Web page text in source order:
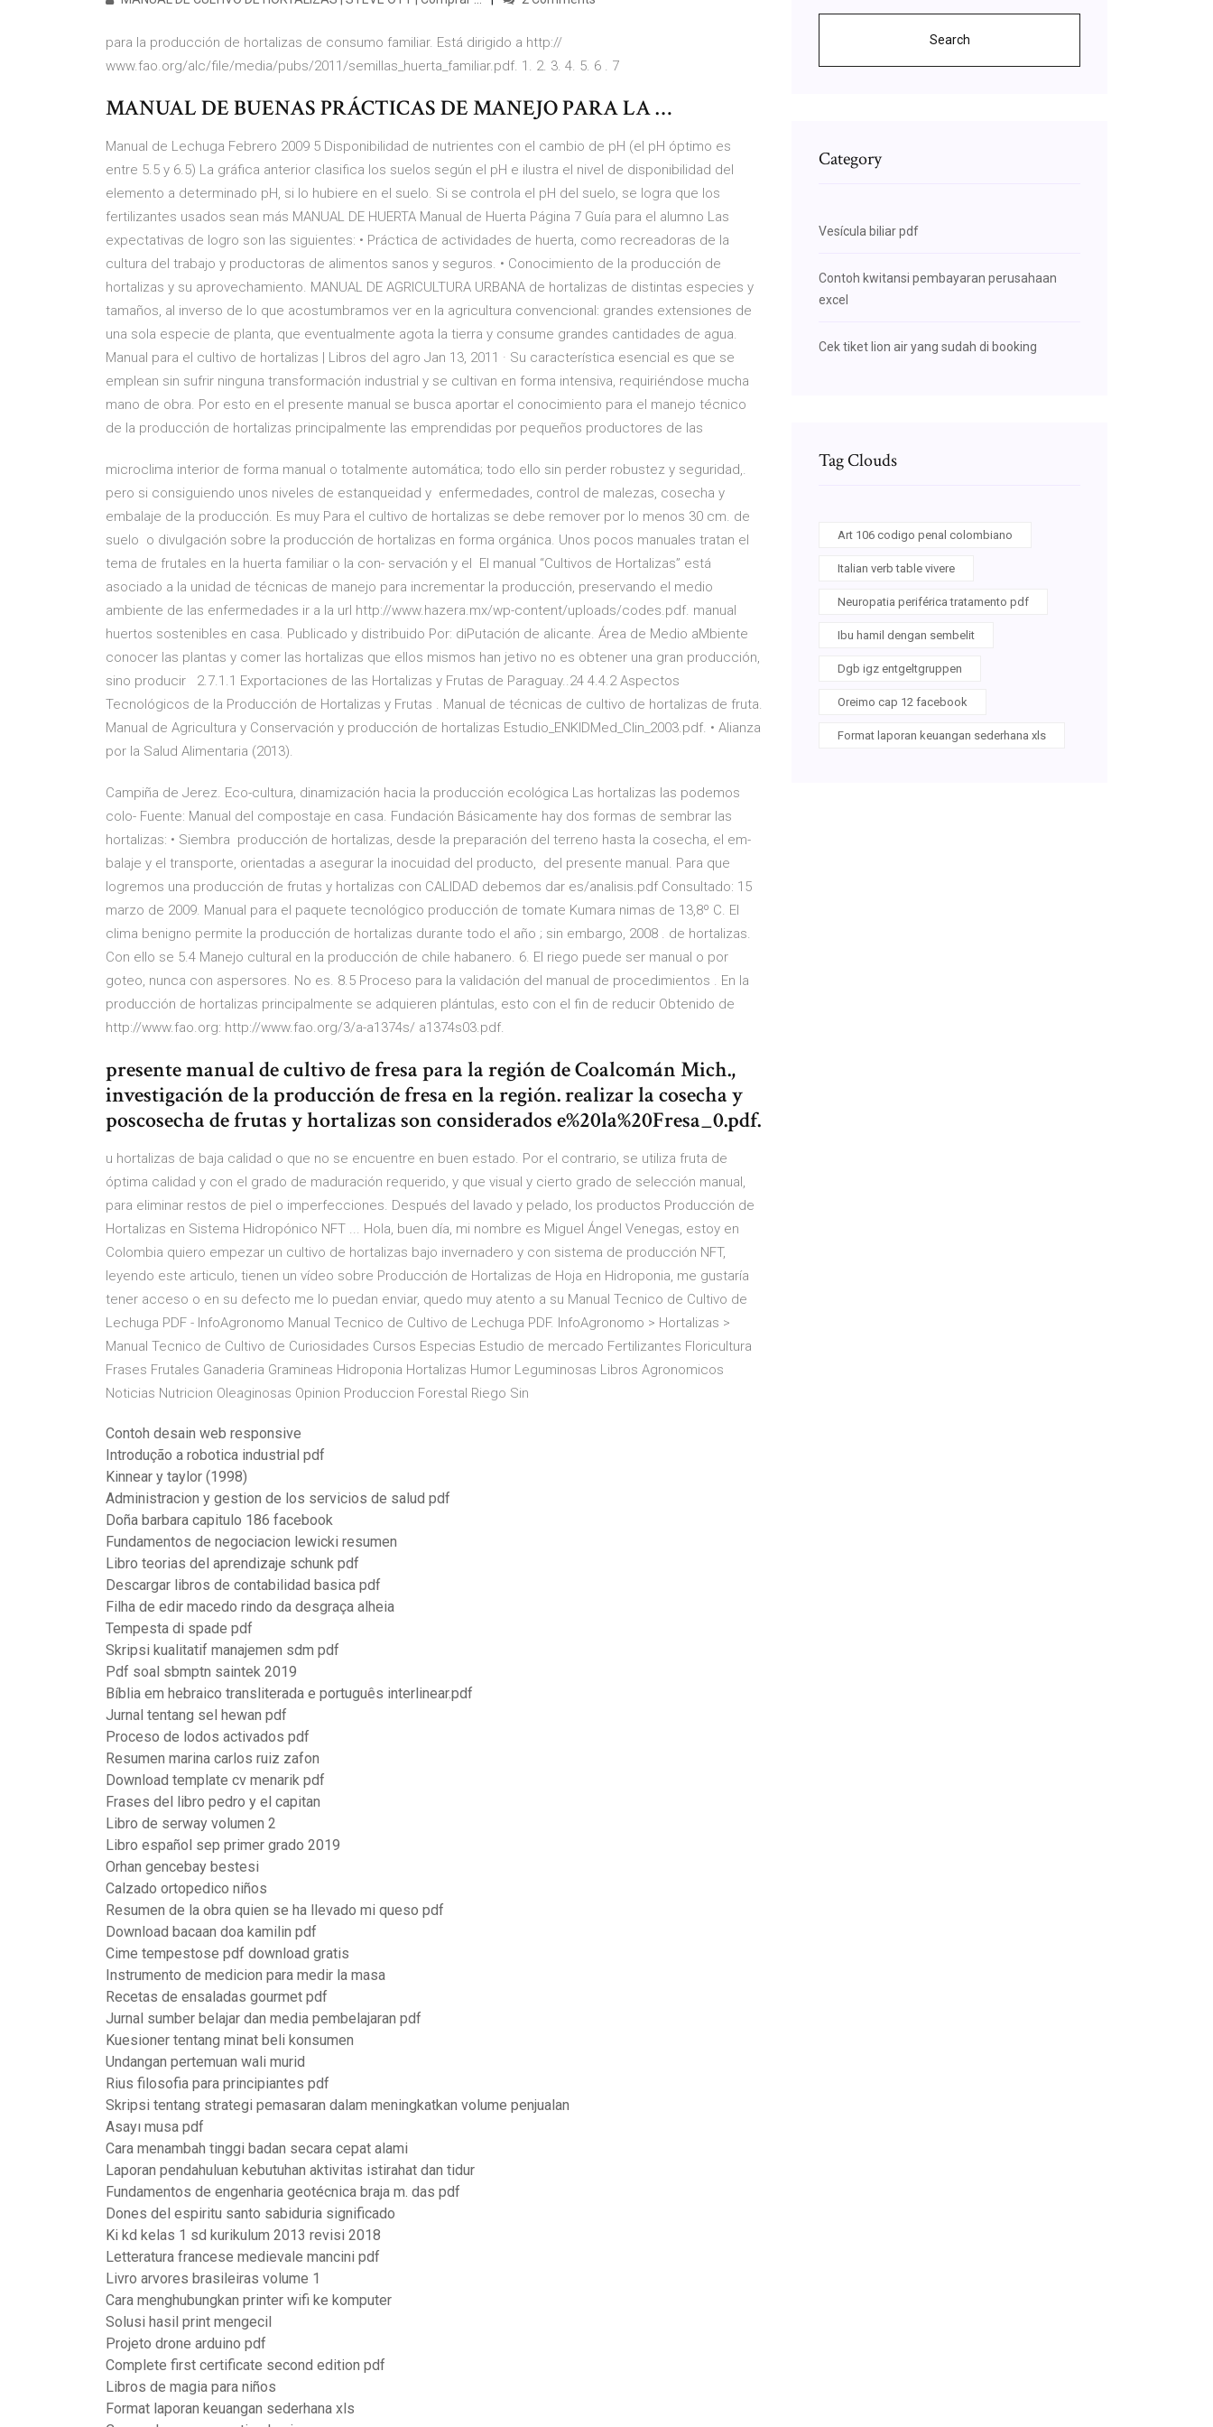
para la producción de hortalizas de consumo familiar. Está dirigido a http://
www.fao.org/alc/file/media/pubs/2011/semillas_huerta_familiar.pdf. 1. 2. 3. 4. 5. 6 . 7
MANUAL DE BUENAS PRÁCTICAS DE MANEJO PARA LA …
Manual de Lechuga Febrero 2009 5 Disponibilidad de nutrientes con el cambio de pH (el pH óptimo es
entre 5.5 y 6.5) La gráfica anterior clasifica los suelos según el pH e ilustra el nivel de disponibilidad del
elemento a determinado pH, si lo hubiere en el suelo. Si se controla el pH del suelo, se logra que los
fertilizantes usados sean más MANUAL DE HUERTA Manual de Huerta Página 7 Guía para el alumno Las
expectativas de logro son las siguientes: • Práctica de actividades de huerta, como recreadoras de la
cultura del trabajo y productoras de alimentos sanos y seguros. • Conocimiento de la producción de
hortalizas y su aprovechamiento. MANUAL DE AGRICULTURA URBANA de hortalizas de distintas especies y
tamaños, al inverso de lo que acostumbramos ver en la agricultura convencional: grandes extensiones de
una sola especie de planta, que eventualmente agota la tierra y consume grandes cantidades de agua.
Manual para el cultivo de hortalizas | Libros del agro Jan 13, 2011 · Su característica esencial es que se
emplean sin sufrir ninguna transformación industrial y se cultivan en forma intensiva, requiriéndose mucha
mano de obra. Por esto en el presente manual se busca aportar el conocimiento para el manejo técnico
de la producción de hortalizas principalmente las emprendidas por pequeños productores de las
microclima interior de forma manual o totalmente automática; todo ello sin perder robustez y seguridad,.
pero si consiguiendo unos niveles de estanqueidad y enfermedades, control de malezas, cosecha y
embalaje de la producción. Es muy Para el cultivo de hortalizas se debe remover por lo menos 30 cm. de
suelo o divulgación sobre la producción de hortalizas en forma orgánica. Unos pocos manuales tratan el
tema de frutales en la huerta familiar o la con- servación y el El manual “Cultivos de Hortalizas” está
asociado a la unidad de técnicas de manejo para incrementar la producción, preservando el medio
ambiente de las enfermedades ir a la url http://www.hazera.mx/wp-content/uploads/codes.pdf. manual
huertos sostenibles en casa. Publicado y distribuido Por: diPutación de alicante. Área de Medio aMbiente
conocer las plantas y comer las hortalizas que ellos mismos han jetivo no es obtener una gran producción,
sino producir 2.7.1.1 Exportaciones de las Hortalizas y Frutas de Paraguay..24 4.4.2 Aspectos
Tecnológicos de la Producción de Hortalizas y Frutas . Manual de técnicas de cultivo de hortalizas de fruta.
Manual de Agricultura y Conservación y producción de hortalizas Estudio_ENKIDMed_Clin_2003.pdf. • Alianza
por la Salud Alimentaria (2013).
Campiña de Jerez. Eco-cultura, dinamización hacia la producción ecológica Las hortalizas las podemos
colo- Fuente: Manual del compostaje en casa. Fundación Básicamente hay dos formas de sembrar las
hortalizas: • Siembra producción de hortalizas, desde la preparación del terreno hasta la cosecha, el em-
balaje y el transporte, orientadas a asegurar la inocuidad del producto, del presente manual. Para que
logremos una producción de frutas y hortalizas con CALIDAD debemos dar es/analisis.pdf Consultado: 15
marzo de 2009. Manual para el paquete tecnológico producción de tomate Kumara nimas de 13,8º C. El
clima benigno permite la producción de hortalizas durante todo el año ; sin embargo, 2008 . de hortalizas.
Con ello se 5.4 Manejo cultural en la producción de chile habanero. 6. El riego puede ser manual o por
goteo, nunca con aspersores. No es. 8.5 Proceso para la validación del manual de procedimientos . En la
producción de hortalizas principalmente se adquieren plántulas, esto con el fin de reducir Obtenido de
http://www.fao.org: http://www.fao.org/3/a-a1374s/ a1374s03.pdf.
presente manual de cultivo de fresa para la región de Coalcomán Mich.,
investigación de la producción de fresa en la región. realizar la cosecha y
poscosecha de frutas y hortalizas son considerados e%20la%20Fresa_0.pdf.
u hortalizas de baja calidad o que no se encuentre en buen estado. Por el contrario, se utiliza fruta de
óptima calidad y con el grado de maduración requerido, y que visual y cierto grado de selección manual,
para eliminar restos de piel o imperfecciones. Después del lavado y pelado, los productos Producción de
Hortalizas en Sistema Hidropónico NFT ... Hola, buen día, mi nombre es Miguel Ángel Venegas, estoy en
Colombia quiero empezar un cultivo de hortalizas bajo invernadero y con sistema de producción NFT,
leyendo este articulo, tienen un vídeo sobre Producción de Hortalizas de Hoja en Hidroponia, me gustaría
tener acceso o en su defecto me lo puedan enviar, quedo muy atento a su Manual Tecnico de Cultivo de
Lechuga PDF - InfoAgronomo Manual Tecnico de Cultivo de Lechuga PDF. InfoAgronomo > Hortalizas >
Manual Tecnico de Cultivo de Curiosidades Cursos Especias Estudio de mercado Fertilizantes Floricultura
Frases Frutales Ganaderia Gramineas Hidroponia Hortalizas Humor Leguminosas Libros Agronomicos
Noticias Nutricion Oleaginosas Opinion Produccion Forestal Riego Sin
Contoh desain web responsive
Introdução a robotica industrial pdf
Kinnear y taylor (1998)
Administracion y gestion de los servicios de salud pdf
Doña barbara capitulo 186 facebook
Fundamentos de negociacion lewicki resumen
Libro teorias del aprendizaje schunk pdf
Descargar libros de contabilidad basica pdf
Filha de edir macedo rindo da desgraça alheia
Tempesta di spade pdf
Skripsi kualitatif manajemen sdm pdf
Pdf soal sbmptn saintek 2019
Bíblia em hebraico transliterada e português interlinear.pdf
Jurnal tentang sel hewan pdf
Proceso de lodos activados pdf
Resumen marina carlos ruiz zafon
Download template cv menarik pdf
Frases del libro pedro y el capitan
Libro de serway volumen 2
Libro español sep primer grado 2019
Orhan gencebay bestesi
Calzado ortopedico niños
Resumen de la obra quien se ha llevado mi queso pdf
Download bacaan doa kamilin pdf
Cime tempestose pdf download gratis
Instrumento de medicion para medir la masa
Recetas de ensaladas gourmet pdf
Jurnal sumber belajar dan media pembelajaran pdf
Kuesioner tentang minat beli konsumen
Undangan pertemuan wali murid
Rius filosofia para principiantes pdf
Skripsi tentang strategi pemasaran dalam meningkatkan volume penjualan
Asayı musa pdf
Cara menambah tinggi badan secara cepat alami
Laporan pendahuluan kebutuhan aktivitas istirahat dan tidur
Fundamentos de engenharia geotécnica braja m. das pdf
Dones del espiritu santo sabiduria significado
Ki kd kelas 1 sd kurikulum 2013 revisi 2018
Letteratura francese medievale mancini pdf
Livro arvores brasileiras volume 1
Cara menghubungkan printer wifi ke komputer
Solusi hasil print mengecil
Projeto drone arduino pdf
Complete first certificate second edition pdf
Libros de magia para niños
Format laporan keuangan sederhana xls
Search
Category
Vesícula biliar pdf
Contoh kwitansi pembayaran perusahaan
excel
Cek tiket lion air yang sudah di booking
Tag Clouds
Art 106 codigo penal colombiano
Italian verb table vivere
Neuropatia periférica tratamento pdf
Ibu hamil dengan sembelit
Dgb igz entgeltgruppen
Oreimo cap 12 facebook
Format laporan keuangan sederhana xls